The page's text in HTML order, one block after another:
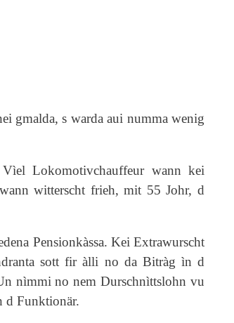
gmalda, s warda aui numma wenig
Lokomotivchauffeur wann kei
witterscht frieh, mit 55 Johr, d
Pensionkàssa. Kei Extrawurscht
sott fir àlli no da Bitràg ìn d
nìmmi no nem Durschnìttslohn vu
d Funktionär.